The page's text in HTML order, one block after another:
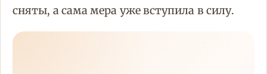
сняты, а сама мера уже вступила в силу.